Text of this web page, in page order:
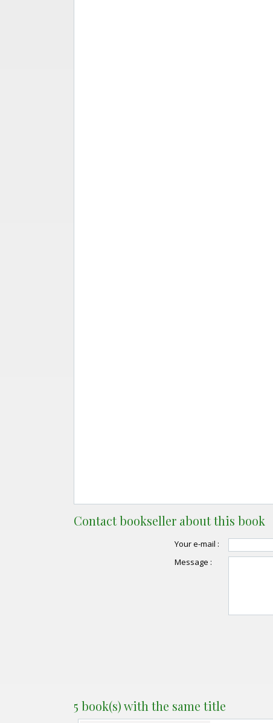
Contact bookseller about this book
Your e-mail :
Message :
5 book(s) with the same title